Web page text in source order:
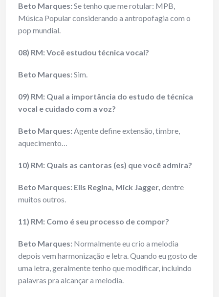
Beto Marques:Se tenho que me rotular: MPB,
Música Popular considerando a antropofagia com o
pop mundial.
08) RM: Você estudou técnica vocal?
Beto Marques:Sim.
09) RM: Qual a importância do estudo de técnica
vocal e cuidado com a voz?
Beto Marques:Agente define extensão, timbre,
aquecimento…
10) RM: Quais as cantoras (es) que você admira?
Beto Marques: Elis Regina, Mick Jagger, dentre
muitos outros.
11) RM: Como é seu processo de compor?
Beto Marques: Normalmente eu crio a melodia
depois vem harmonização e letra. Quando eu gosto de
uma letra, geralmente tenho que modificar, incluindo
palavras pra alcançar a melodia.